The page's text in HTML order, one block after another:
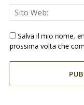
Salva il mio nome,
prossima volta che